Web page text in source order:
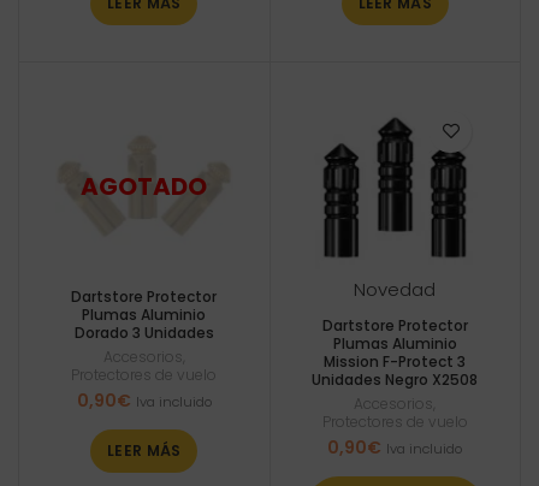
Dartstore Protector
Plumas Aluminio
Dorado 3 Unidades
Accesorios
Protectores de vuelo
0,90€ Iva incluido
LEER MÁS
Novedad
Dartstore Protector
Plumas Aluminio
Mission F-Protect 3
Unidades Negro X2508
Accesorios
Protectores de vuelo
0,90€ Iva incluido